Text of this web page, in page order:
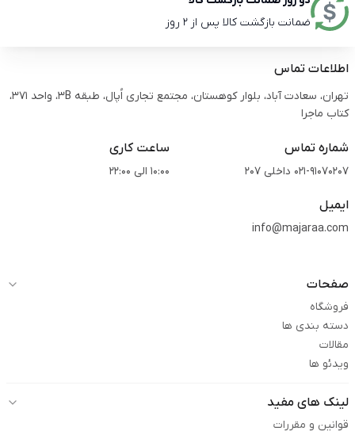
ضمانت بازگشت کالا پس از 2 روز
اطلاعات تماس
تهران، سعادت آباد، بلوار کوهستان، مجتمع تجاری اُپال، طبقه 3B، واحد 371،
کتاب ماجرا
شماره تماس
021-91070207 داخلی 207
ساعت کاری
10:00 الی 22:00
ایمیل
info@majaraa.com
صفحات
فروشگاه
دسته بندی ها
مقالات
ویدئو ها
لینک های مفید
قوانین و مقررات